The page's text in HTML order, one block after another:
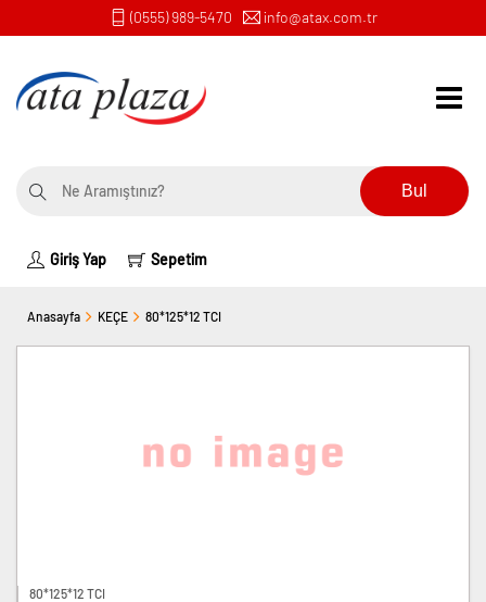
(0555) 989-5470 info@atax.com.tr
Bul
Giriş Yap Sepetim
Anasayfa KEÇE 80*125*12 TCI
80*125*12 TCI